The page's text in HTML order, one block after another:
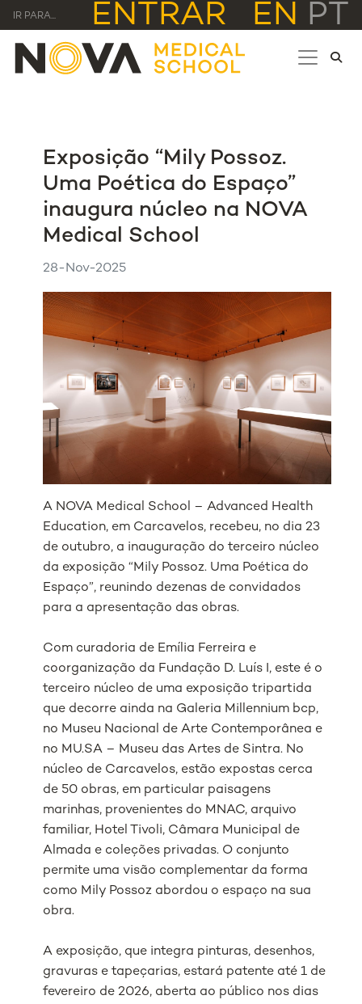
IR PARA... ENTRAR EN PT
Exposição “Mily Possoz.
Uma Poética do Espaço”
inaugura núcleo na NOVA
Medical School
28-Nov-2025
A NOVA Medical School – Advanced Health
Education, em Carcavelos, recebeu, no dia 23
de outubro, a inauguração do terceiro núcleo
da exposição “Mily Possoz. Uma Poética do
Espaço”, reunindo dezenas de convidados
para a apresentação das obras.
Com curadoria de Emília Ferreira e
coorganização da Fundação D. Luís I, este é o
terceiro núcleo de uma exposição tripartida
que decorre ainda na Galeria Millennium bcp,
no Museu Nacional de Arte Contemporânea e
no MU.SA – Museu das Artes de Sintra. No
núcleo de Carcavelos, estão expostas cerca
de 50 obras, em particular paisagens
marinhas, provenientes do MNAC, arquivo
familiar, Hotel Tivoli, Câmara Municipal de
Almada e coleções privadas. O conjunto
permite uma visão complementar da forma
como Mily Possoz abordou o espaço na sua
obra.
A exposição, que integra pinturas, desenhos,
gravuras e tapeçarias, estará patente até 1 de
fevereiro de 2026, aberta ao público nos dias